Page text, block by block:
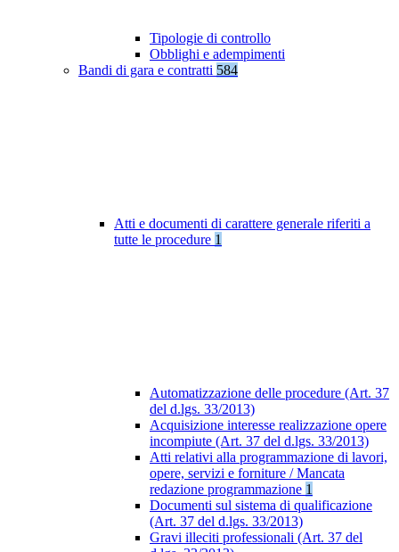
Tipologie di controllo
Obblighi e adempimenti
Bandi di gara e contratti 584
Atti e documenti di carattere generale riferiti a
tutte le procedure 1
Automatizzazione delle procedure (Art. 37
del d.lgs. 33/2013)
Acquisizione interesse realizzazione opere
incompiute (Art. 37 del d.lgs. 33/2013)
Atti relativi alla programmazione di lavori,
opere, servizi e forniture / Mancata
redazione programmazione 1
Documenti sul sistema di qualificazione
(Art. 37 del d.lgs. 33/2013)
Gravi illeciti professionali (Art. 37 del